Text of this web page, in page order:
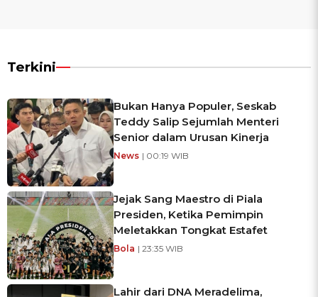
Terkini
Bukan Hanya Populer, Seskab
Teddy Salip Sejumlah Menteri
Senior dalam Urusan Kinerja
News | 00:19 WIB
Jejak Sang Maestro di Piala
Presiden, Ketika Pemimpin
Meletakkan Tongkat Estafet
Bola | 23:35 WIB
Lahir dari DNA Meradelima,